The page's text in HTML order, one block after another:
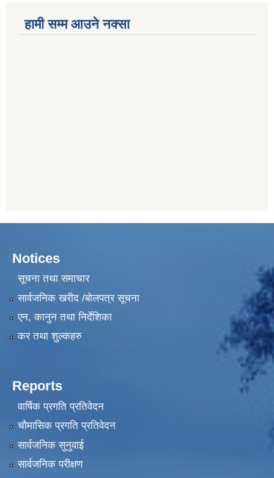
हामी सम्म आउने नक्सा
Notices
सूचना तथा समाचार
सार्वजनिक खरीद /बोलपत्र सूचना
एन, कानुन तथा निर्देशिका
कर तथा शुल्कहरु
Reports
वार्षिक प्रगति प्रतिवेदन
चौमासिक प्रगति प्रतिवेदन
सार्वजनिक सुनुवाई
सार्वजनिक परीक्षण